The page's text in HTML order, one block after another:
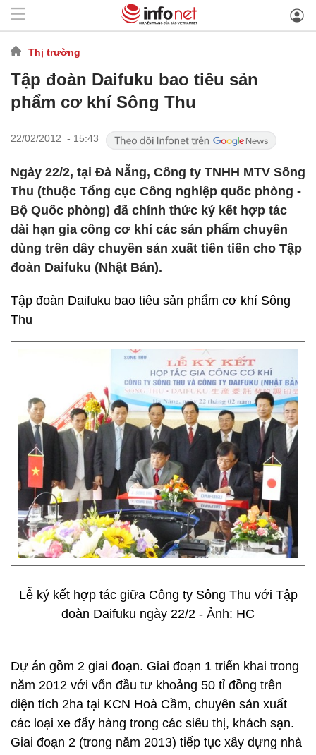
Thị trường
Tập đoàn Daifuku bao tiêu sản
phẩm cơ khí Sông Thu
22/02/2012 - 15:43
Ngày 22/2, tại Đà Nẵng, Công ty TNHH MTV Sông
Thu (thuộc Tổng cục Công nghiệp quốc phòng -
Bộ Quốc phòng) đã chính thức ký kết hợp tác
dài hạn gia công cơ khí các sản phẩm chuyên
dùng trên dây chuyền sản xuất tiên tiến cho Tập
đoàn Daifuku (Nhật Bản).
Tập đoàn Daifuku bao tiêu sản phẩm cơ khí Sông
Thu
Lễ ký kết hợp tác giữa Công ty Sông Thu với Tập
đoàn Daifuku ngày 22/2 - Ảnh: HC
Dự án gồm 2 giai đoạn. Giai đoạn 1 triển khai trong
năm 2012 với vốn đầu tư khoảng 50 tỉ đồng trên
diện tích 2ha tại KCN Hoà Cầm, chuyên sản xuất
các loại xe đẩy hàng trong các siêu thị, khách sạn.
Giai đoạn 2 (trong năm 2013) tiếp tục xây dựng nhà